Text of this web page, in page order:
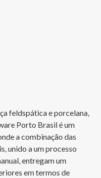
feldspática e porcelana,
Porto Brasil é um
a combinação das
unido a um processo
entregam um
em termos de